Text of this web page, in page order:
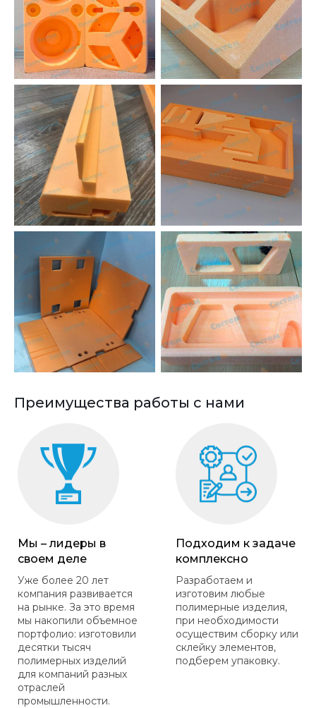
Преимущества работы с нами
Мы – лидеры в
своем деле
Уже более 20 лет
компания развивается
на рынке. За это время
мы накопили объемное
портфолио: изготовили
десятки тысяч
полимерных изделий
для компаний разных
отраслей
промышленности.
Подходим к задаче
комплексно
Разработаем и
изготовим любые
полимерные изделия,
при необходимости
осуществим сборку или
склейку элементов,
подберем упаковку.